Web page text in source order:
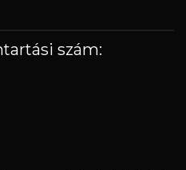
szám: